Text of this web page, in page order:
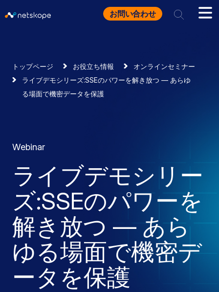
お問い合わせ
トップページ お役立ち情報
オンラインセミナー
ライブデモシリーズ:SSEのパワーを解き放つ — あらゆ
る場面で機密データを保護
Webinar
ライブデモシリー
ズ:SSEのパワーを
解き放つ — あら
ゆる場面で機密デ
ータを保護